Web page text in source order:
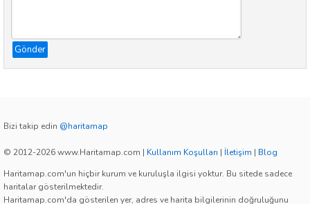
Gönder
Bizi takip edin @haritamap
© 2012-2026 www.Haritamap.com | Kullanım Koşulları | İletişim | Blog
Haritamap.com'un hiçbir kurum ve kuruluşla ilgisi yoktur. Bu sitede sadece
haritalar gösterilmektedir.
Haritamap.com'da gösterilen yer, adres ve harita bilgilerinin doğruluğunu